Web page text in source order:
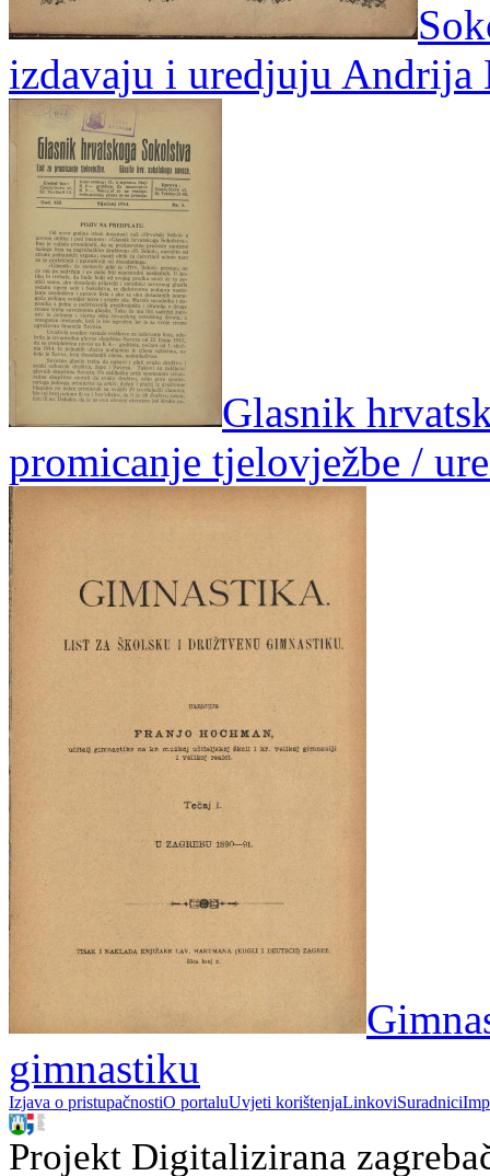
izdavaju i uredjuju Andrija
Glasnik
promicanje tjelovježbe /
gimnastiku
Izjava o pristupačnostiO portaluUvjeti korištenjaLinkoviSuradnici
Projekt Digitalizirana